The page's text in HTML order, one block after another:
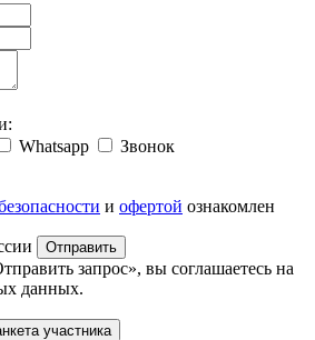
Whatsapp Звонок
и офертой ознакомлен
Отправить
запрос», вы соглашаетесь на
данных.
участника